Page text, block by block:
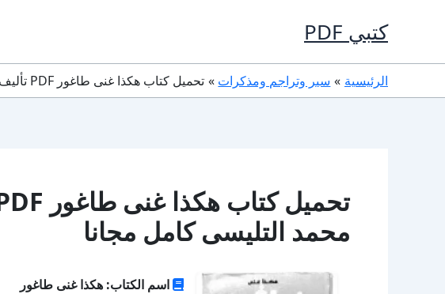
كتبي PDF
الرئيسية سير وتراجم ومذكرات تحميل كتاب هكذا غنى طاغور PDF تأليف ترجمة. خليفة محمد التليسى كامل مجانا
محمد التليسى كامل مجانا
اسم الكتاب: هكذا غنى طاغور